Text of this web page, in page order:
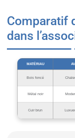
Comparatif
dans
MATÉRIAU
Bois foncé
Métal noir
Cuir brun